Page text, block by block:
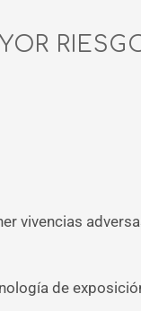
vivencias
de